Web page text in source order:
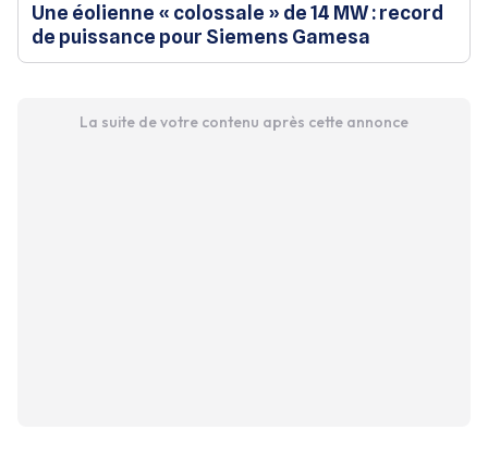
Une éolienne « colossale » de 14 MW : record
de puissance pour Siemens Gamesa
La suite de votre contenu après cette annonce